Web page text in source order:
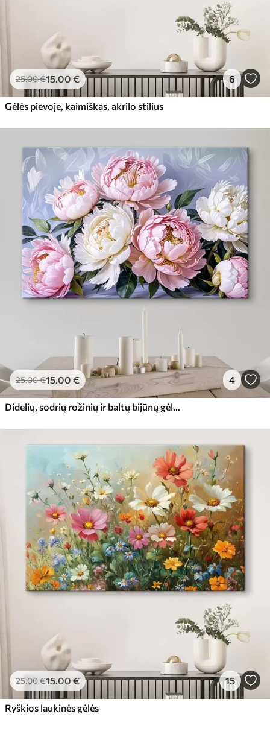
25.00€15.00 € 6
Gėlės pievoje, kaimiškas, akrilo stilius
25.00€15.00 € 4
Didelių, sodrių rožinių ir baltų bijūnų gėlių puokštė su žaliais lapais minkštame, neryškiame fone
25.00€15.00 € 15
Ryškios laukinės gėlės